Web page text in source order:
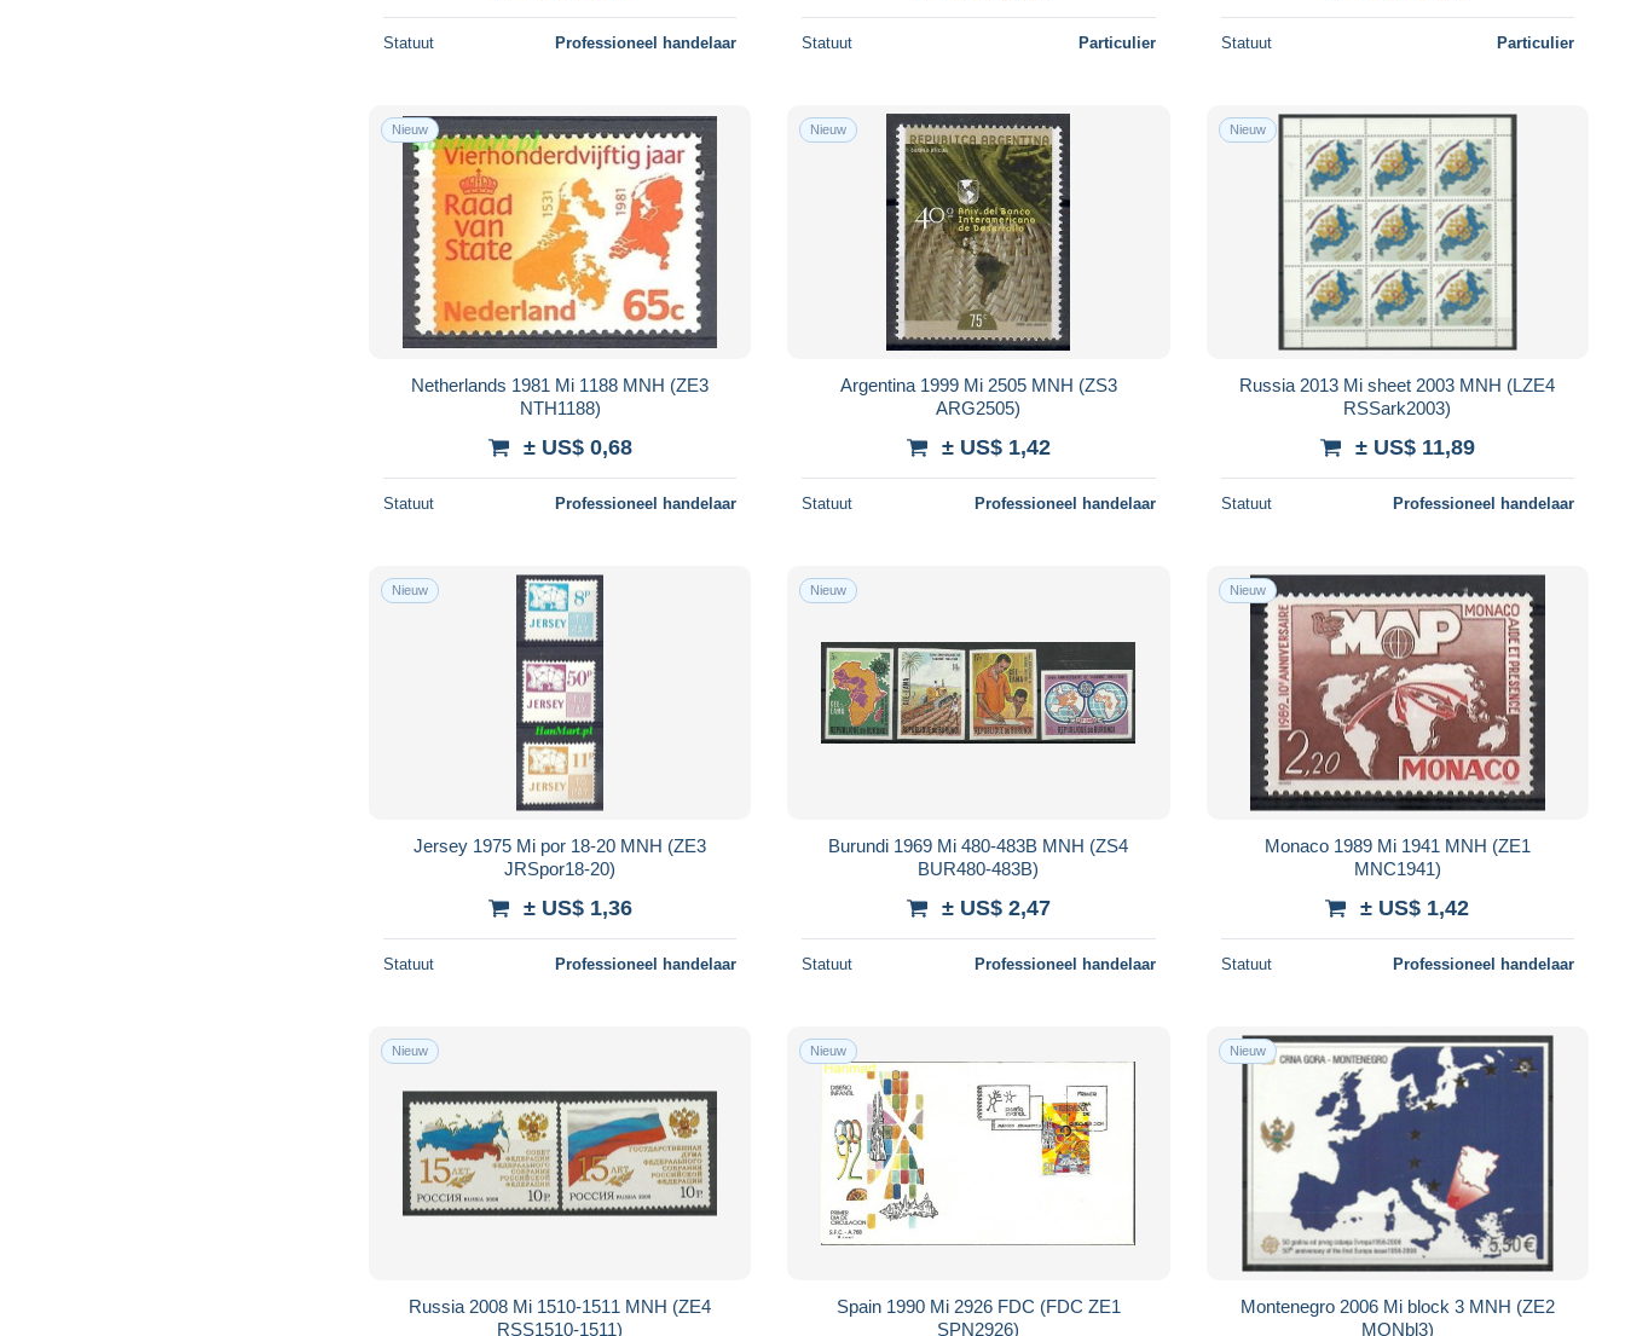
Statuut Professioneel handelaar Statuut Particulier Statuut Particulier
Nieuw
Netherlands 1981 Mi 1188 MNH (ZE3
NTH1188)
± US$ 0,68
Statuut Professioneel handelaar
Nieuw
Argentina 1999 Mi 2505 MNH (ZS3
ARG2505)
± US$ 1,42
Statuut Professioneel handelaar
Nieuw
Russia 2013 Mi sheet 2003 MNH (LZE4
RSSark2003)
± US$ 11,89
Statuut Professioneel handelaar
Nieuw
Jersey 1975 Mi por 18-20 MNH (ZE3
JRSpor18-20)
± US$ 1,36
Statuut Professioneel handelaar
Nieuw
Burundi 1969 Mi 480-483B MNH (ZS4
BUR480-483B)
± US$ 2,47
Statuut Professioneel handelaar
Nieuw
Monaco 1989 Mi 1941 MNH (ZE1
MNC1941)
± US$ 1,42
Statuut Professioneel handelaar
Nieuw
Russia 2008 Mi 1510-1511 MNH (ZE4
RSS1510-1511)
Nieuw
Spain 1990 Mi 2926 FDC (FDC ZE1
SPN2926)
Nieuw
Montenegro 2006 Mi block 3 MNH (ZE2
MONbl3)